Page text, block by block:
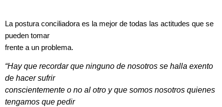
La postura conciliadora es la mejor de todas las actitudes que se
pueden tomar
frente a un problema.
“Hay que recordar que ninguno de nosotros se halla exento
de hacer sufrir
conscientemente o no al otro y que somos nosotros quienes
tengamos que pedir